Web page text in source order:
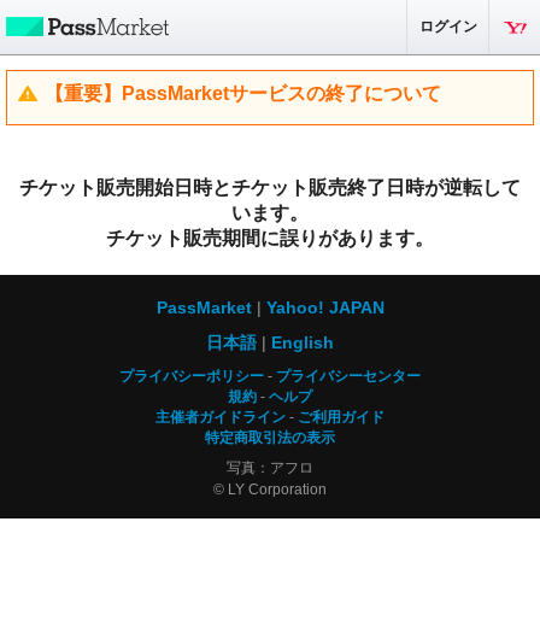
ログイン
【重要】PassMarketサービスの終了について
チケット販売開始日時とチケット販売終了日時が逆転して
います。
チケット販売期間に誤りがあります。
PassMarket
Yahoo! JAPAN
日本語
English
プライバシーポリシー
プライバシーセンター
規約
ヘルプ
主催者ガイドライン
ご利用ガイド
特定商取引法の表示
写真：アフロ
© LY Corporation